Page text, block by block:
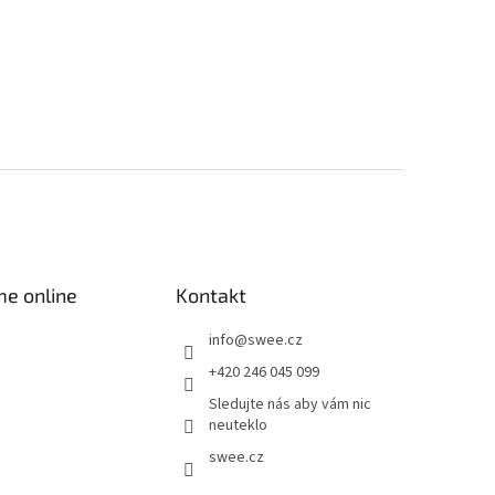
online
Kontakt
info@swee.cz
+420 246 045 099
Sledujte nás aby vám nic
neuteklo
swee.cz